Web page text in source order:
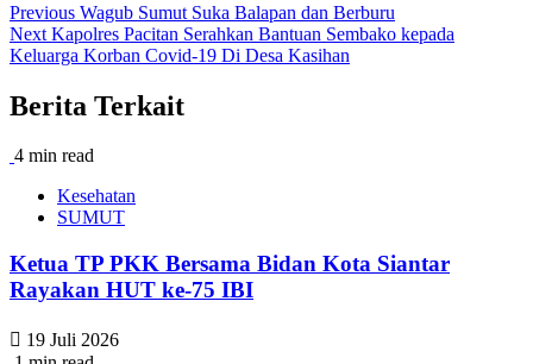
Previous Wagub Sumut Suka Balapan dan Berburu
Next Kapolres Pacitan Serahkan Bantuan Sembako kepada
Keluarga Korban Covid-19 Di Desa Kasihan
Berita Terkait
4 min read
Kesehatan
SUMUT
Ketua TP PKK Bersama Bidan Kota Siantar
Rayakan HUT ke-75 IBI
19 Juli 2026